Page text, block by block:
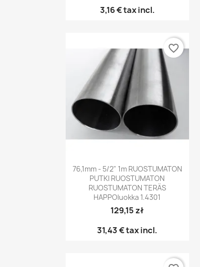
3,16 €tax incl.
Pikakatselu
76,1mm - 5/2" 1m RUOSTUMATON
PUTKI RUOSTUMATON
RUOSTUMATON TERÄS
HAPPOluokka 1.4301
129,15 zł
31,43 €tax incl.
favorite_border